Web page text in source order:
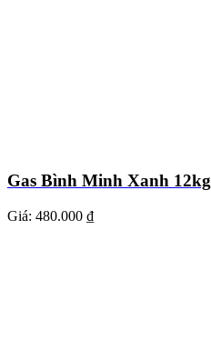
Gas Bình Minh Xanh 12kg
Giá: 480.000 ₫